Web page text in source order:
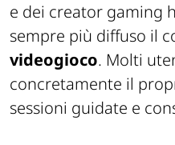
e dei creator gaming
sempre più diffuso il
videogioco. Molti
concretamente il
sessioni guidate e